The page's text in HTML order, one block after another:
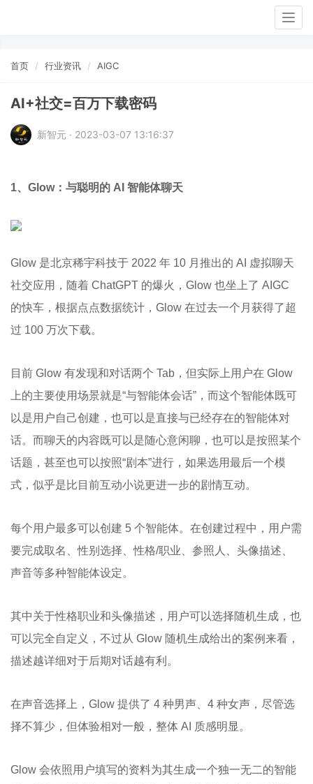
首页 行业资讯 AIGC
AI+社交=百万下载密码
新智元 · 2023-03-07 13:16:37
1、Glow：与聪明的 AI 智能体聊天
Glow 是北京稀宇科技于 2022 年 10 月推出的 AI 虚拟聊天
社交应用，随着 ChatGPT 的爆火，Glow 也坐上了 AIGC
的快车，根据点点数据统计，Glow 在过去一个月获得了超
过 100 万次下载。
目前 Glow 有发现和对话两个 Tab，但实际上用户在 Glow
上的主要使用场景就是“与智能体会话”，而这个智能体既可
以是用户自己创建，也可以是直接与已经存在的智能体对
话。而聊天的内容既可以是随心意闲聊，也可以是按照某个
话题，甚至也可以按照“剧本”进行，如果选用最后一个模
式，似乎是比目前互动小说更进一步的剧情互动。
每个用户最多可以创建 5 个智能体。在创建过程中，用户需
要完成取名、性别选择、性格/职业、参照人、头像描述、
声音等多种智能体设定。
其中关于性格职业和头像描述，用户可以选择随机生成，也
可以完全自定义，不过从 Glow 随机生成给出的案例来看，
描述越详细对于后期对话越有利。
在声音选择上，Glow 提供了 4 种男声、4 种女声，尽管选
择不算少，但体验相对一般，整体 AI 质感明显。
Glow 会依照用户填写的资料为其生成一个独一无二的智能